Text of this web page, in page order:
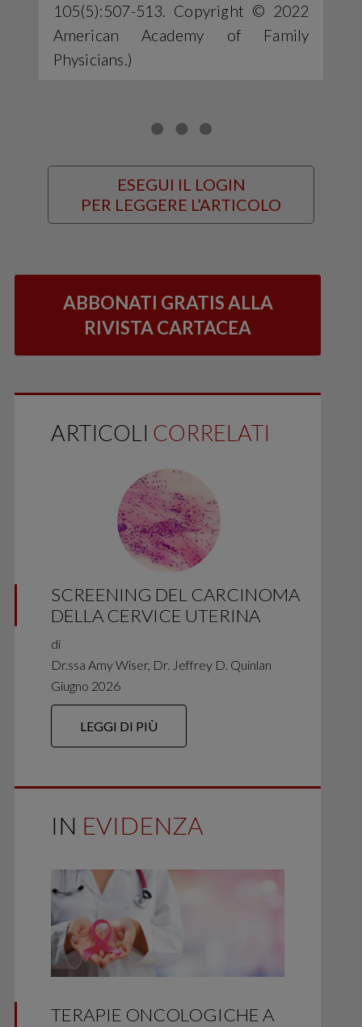
105(5):507-513. Copyright © 2022
American Academy of Family
Physicians.)
ESEGUI IL LOGIN
PER LEGGERE L’ARTICOLO
ABBONATI GRATIS ALLA
RIVISTA CARTACEA
ARTICOLI CORRELATI
SCREENING DEL CARCINOMA
DELLA CERVICE UTERINA
di
Dr.ssa Amy Wiser, Dr. Jeffrey D. Quinlan
Giugno 2026
LEGGI DI PIÙ
IN EVIDENZA
TERAPIE ONCOLOGICHE A